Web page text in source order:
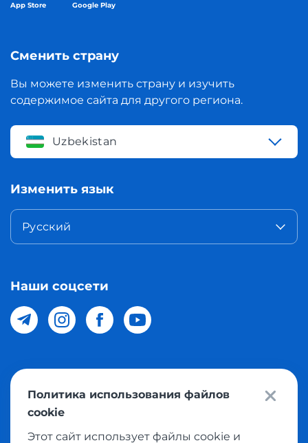
App Store Google Play
Сменить страну
Вы можете изменить страну и изучить
содержимое сайта для другого региона.
Uzbekistan
Изменить язык
Русский
Наши соцсети
© 2026 Meest Shopping доставка покупок с интернет
магазинов мира в Узбекистан. Все права защищены
Политика использования файлов
cookie
Этот сайт использует файлы cookie и